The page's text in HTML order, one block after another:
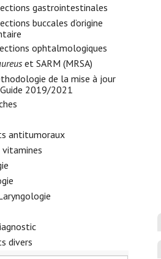
gastrointestinales
buccales d’origine
ophtalmologiques
et SARM (MRSA)
de la mise à jour
2019/2021
antitumoraux
divers